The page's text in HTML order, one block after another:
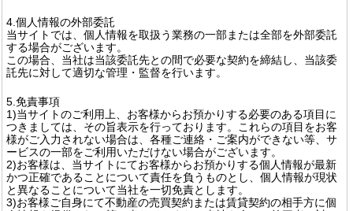
4.個人情報の外部委託
当サイトでは、個人情報を取扱う業務の一部または全部を外部委託
する場合がございます。
この場合、当社は当該委託先との間で必要な契約を締結し、当該委
託先に対して適切な管理・監督を行います。
5.免責事項
1)当サイトのご利用上、お客様からお預かりする必要のある項目に
つきましては、その旨表示を行っております。これらの項目をお客
様がご入力されない場合は、各種ご連絡・ご案内ができない等、サ
ービスの一部をご利用いただけない場合がございます。
2)お客様は、当サイトにてお客様からお預かりする個人情報が最新
かつ正確であることについて責任を負うものとし、個人情報が現状
と異なることについて当社を一切免責とします。
3)お客様ご自身にて不動産の売買契約または賃貸契約の相手方に個